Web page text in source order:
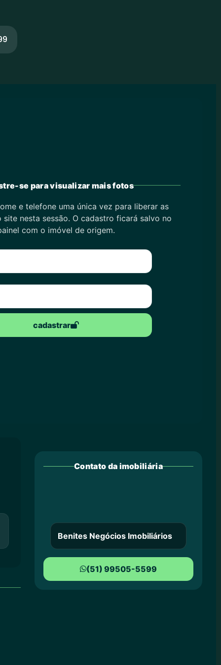
se para visualizar mais fotos
e telefone uma única vez para liberar as
nesta sessão. O cadastro ficará salvo no
com o imóvel de origem.
cadastrar
Contato da imobiliária
Benites Negócios Imobiliários
(51) 99505-5599